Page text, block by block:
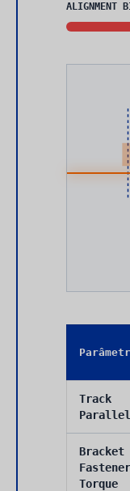
ALIGNMENT
Track
Bracket
Fastener
Torque